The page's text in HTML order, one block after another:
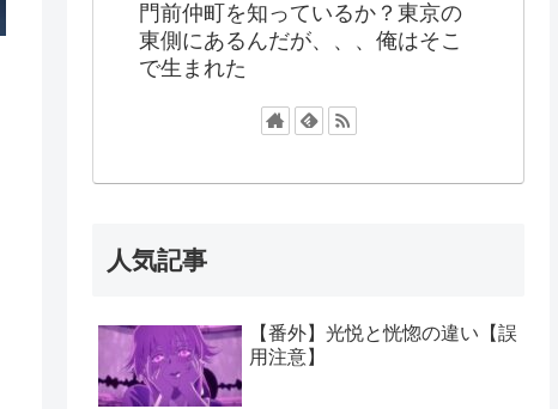
門前仲町を知っているか？東京の
東側にあるんだが、、、俺はそこ
で生まれた
人気記事
【番外】光悦と恍惚の違い【誤
用注意】